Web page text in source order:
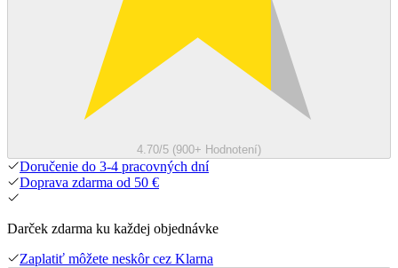
4.70/5 (900+ Hodnotení)
Doručenie do 3-4 pracovných dní
Doprava zdarma od 50 €
Darček zdarma ku každej objednávke
Zaplatiť môžete neskôr cez Klarna